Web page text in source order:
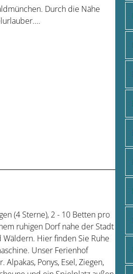
Durch die Nähe
(4 Sterne), 2 - 10 Betten pro
ruhigen Dorf nahe der Stadt
Hier finden Sie Ruhe
Unser Ferienhof
Ponys, Esel, Ziegen,